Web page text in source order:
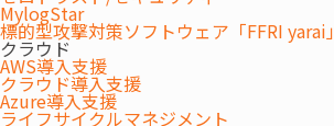
MylogStar
標的型攻撃対策ソフトウェア「FFRI yarai」
クラウド
AWS導入支援
クラウド導入支援
Azure導入支援
ライフサイクルマネジメント
成金の紹介